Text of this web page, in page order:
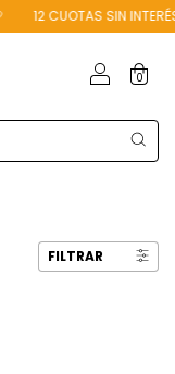
12 CUOTAS SIN
0
FILTRAR